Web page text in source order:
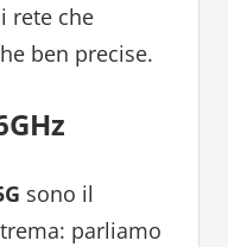
rete che
ben precise.
sono il
parliamo